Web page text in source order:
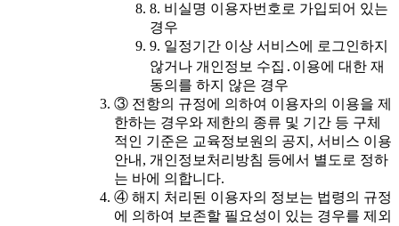
8. 비실명 이용자번호로 가입되어 있는
경우
9. 일정기간 이상 서비스에 로그인하지
않거나 개인정보 수집․이용에 대한 재
동의를 하지 않은 경우
③ 전항의 규정에 의하여 이용자의 이용을 제
한하는 경우와 제한의 종류 및 기간 등 구체
적인 기준은 교육정보원의 공지, 서비스 이용
안내, 개인정보처리방침 등에서 별도로 정하
는 바에 의합니다.
④ 해지 처리된 이용자의 정보는 법령의 규정
에 의하여 보존할 필요성이 있는 경우를 제외